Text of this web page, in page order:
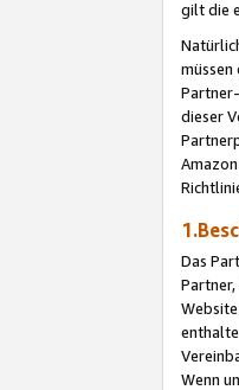
gilt die
müssen
dieser
Das
Wenn